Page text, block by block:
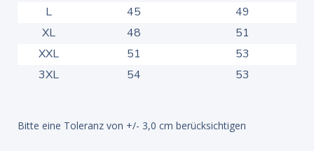
L
45
49
XL
48
51
XXL
51
53
3XL
54 53
Bitte eine Toleranz von +/- 3,0 cm berücksichtigen